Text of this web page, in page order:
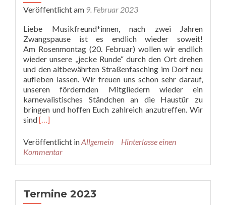
Veröffentlicht am 9. Februar 2023
Liebe Musikfreund*innen, nach zwei Jahren
Zwangspause ist es endlich wieder soweit!
Am Rosenmontag (20. Februar) wollen wir endlich
wieder unsere ,,jecke Runde“ durch den Ort drehen
und den altbewährten Straßenfasching im Dorf neu
aufleben lassen. Wir freuen uns schon sehr darauf,
unseren fördernden Mitgliedern wieder ein
karnevalistisches Ständchen an die Haustür zu
bringen und hoffen Euch zahlreich anzutreffen. Wir
sindRead
about
Straßenfasching
[…]
Veröffentlicht inAllgemein
Hinterlasse einen
Kommentar
Termine 2023